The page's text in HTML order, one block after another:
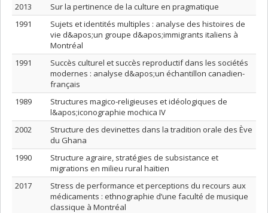
2013
Sur la pertinence de la culture en pragmatique
1991
Sujets et identités multiples : analyse des histoires de
vie d&apos;un groupe d&apos;immigrants italiens à
Montréal
1991
Succès culturel et succès reproductif dans les sociétés
modernes : analyse d&apos;un échantillon canadien-
français
1989
Structures magico-religieuses et idéologiques de
l&apos;iconographie mochica IV
2002
Structure des devinettes dans la tradition orale des Ève
du Ghana
1990
Structure agraire, stratégies de subsistance et
migrations en milieu rural haïtien
2017
Stress de performance et perceptions du recours aux
médicaments : ethnographie d’une faculté de musique
classique à Montréal